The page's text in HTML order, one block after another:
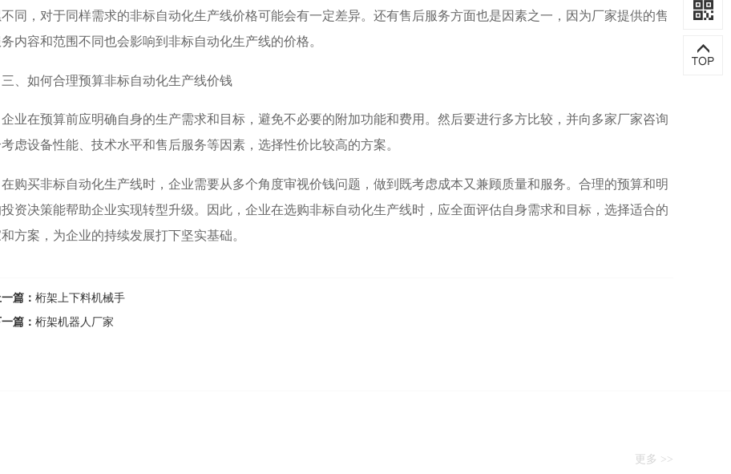
同，对于同样需求的非标自动化生产线价格可能会有一定差异。还有售后服务方面也是因素之一，因为厂家提供的售
务内容和范围不同也会影响到非标自动化生产线的价格。
三、如何合理预算非标自动化生产线价钱
企业在预算前应明确自身的生产需求和目标，避免不必要的附加功能和费用。然后要进行多方比较，并向多家厂家咨询
虑设备性能、技术水平和售后服务等因素，选择性价比较高的方案。
在购买非标自动化生产线时，企业需要从多个角度审视价钱问题，做到既考虑成本又兼顾质量和服务。合理的预算和明
资决策能帮助企业实现转型升级。因此，企业在选购非标自动化生产线时，应全面评估自身需求和目标，选择适合的
方案，为企业的持续发展打下坚实基础。
篇： 桁架上下料机械手
篇： 桁架机器人厂家
更多 >>